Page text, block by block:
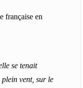
française en
se tenait
vent, sur le